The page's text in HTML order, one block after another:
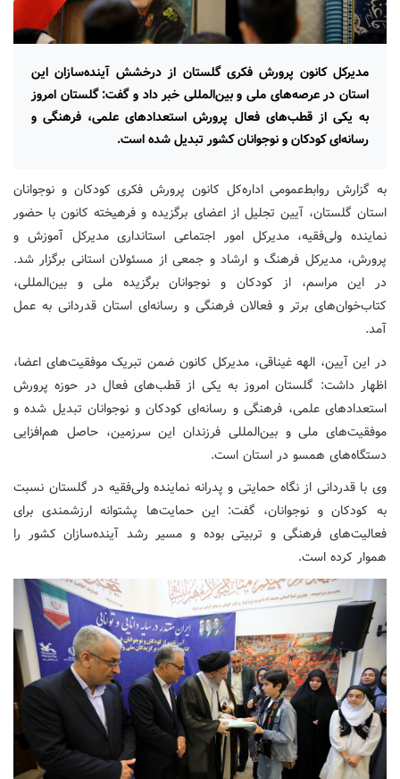
مدیرکل کانون پرورش فکری گلستان از درخشش آینده‌سازان این
استان در عرصه‌های ملی و بین‌المللی خبر داد و گفت: گلستان امروز
به یکی از قطب‌های فعال پرورش استعدادهای علمی، فرهنگی و
رسانه‌ای کودکان و نوجوانان کشور تبدیل شده است.
به گزارش روابط‌عمومی اداره‌کل کانون پرورش فکری کودکان و نوجوانان
استان گلستان، آیین تجلیل از اعضای برگزیده و فرهیخته کانون با حضور
نماینده ولی‌فقیه، مدیرکل امور اجتماعی استانداری مدیرکل آموزش و
پرورش، مدیرکل فرهنگ و ارشاد و جمعی از مسئولان استانی برگزار شد.
در این مراسم، از کودکان و نوجوانان برگزیده ملی و بین‌المللی،
کتاب‌خوان‌های برتر و فعالان فرهنگی و رسانه‌ای استان قدردانی به عمل
آمد.
در این آیین، الهه غیناقی، مدیرکل کانون ضمن تبریک موفقیت‌های اعضا،
اظهار داشت: گلستان امروز به یکی از قطب‌های فعال در حوزه پرورش
استعدادهای علمی، فرهنگی و رسانه‌ای کودکان و نوجوانان تبدیل شده و
موفقیت‌های ملی و بین‌المللی فرزندان این سرزمین، حاصل هم‌افزایی
دستگاه‌های همسو در استان است.
وی با قدردانی از نگاه حمایتی و پدرانه نماینده ولی‌فقیه در گلستان نسبت
به کودکان و نوجوانان، گفت: این حمایت‌ها پشتوانه ارزشمندی برای
فعالیت‌های فرهنگی و تربیتی بوده و مسیر رشد آینده‌سازان کشور را
هموار کرده است.